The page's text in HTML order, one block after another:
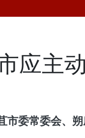
应主
委常委会、